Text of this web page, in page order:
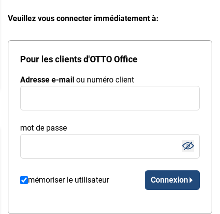
Veuillez vous connecter immédiatement à:
Pour les clients d'OTTO Office
Adresse e-mail ou numéro client
mot de passe
mémoriser le utilisateur Connexion